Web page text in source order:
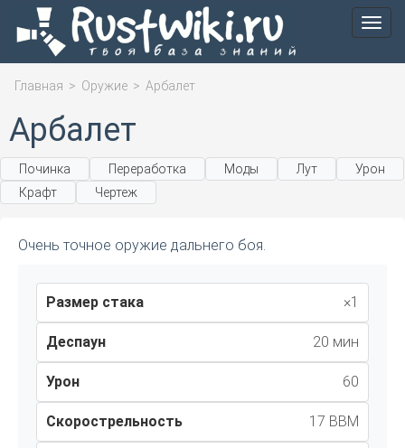
Меню
Главная > Оружие > Арбалет
Арбалет
Починка Переработка Моды Лут
Урон
Крафт
Чертеж
Очень точное оружие дальнего боя.
Размер стака ×1
Деспаун 20 мин
Урон 60
Скорострельность 17 ВВМ